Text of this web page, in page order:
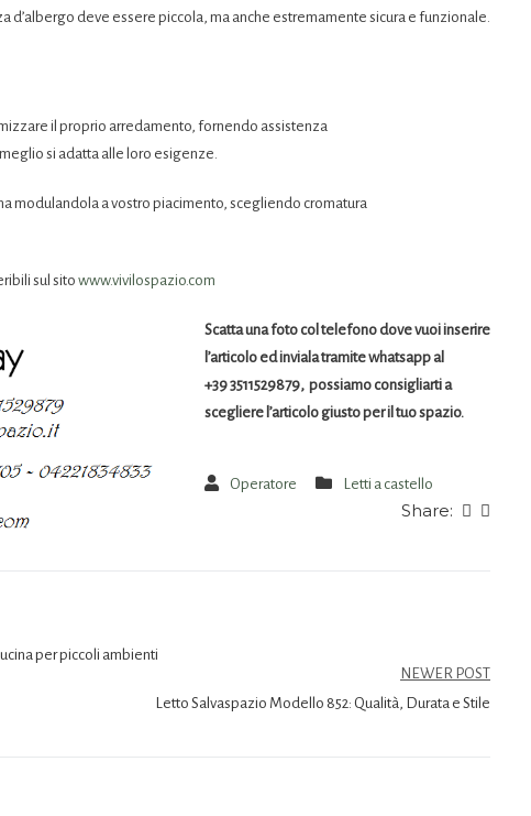
d’albergo deve essere piccola, ma anche estremamente sicura e funzionale.
il proprio arredamento, fornendo assistenza
si adatta alle loro esigenze.
modulandola a vostro piacimento, scegliendo cromatura
sul sitowww.vivilospazio.com
Scatta una foto col telefono dove vuoi inserire
l’articolo ed inviala tramite whatsapp al
+39 3511529879, possiamo consigliarti a
scegliere l’articolo giusto per il tuo spazio.
Operatore Letti a castello
Share:
per piccoli ambienti
NEWER POST
Letto Salvaspazio Modello 852: Qualità, Durata e Stile